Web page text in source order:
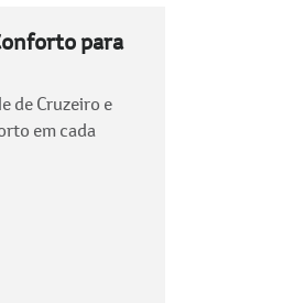
para
de Cruzeiro e
em cada